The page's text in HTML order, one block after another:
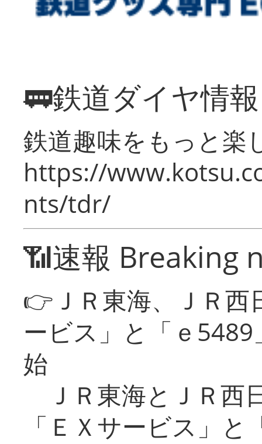
🚃鉄道ダイヤ情
鉄道趣味をもっと楽
https://
nts/tdr/
📶速報 Breaking
👉ＪＲ東海、ＪＲ
ービス」と「ｅ
始
ＪＲ東海とＪＲ西
「ＥＸサービス」